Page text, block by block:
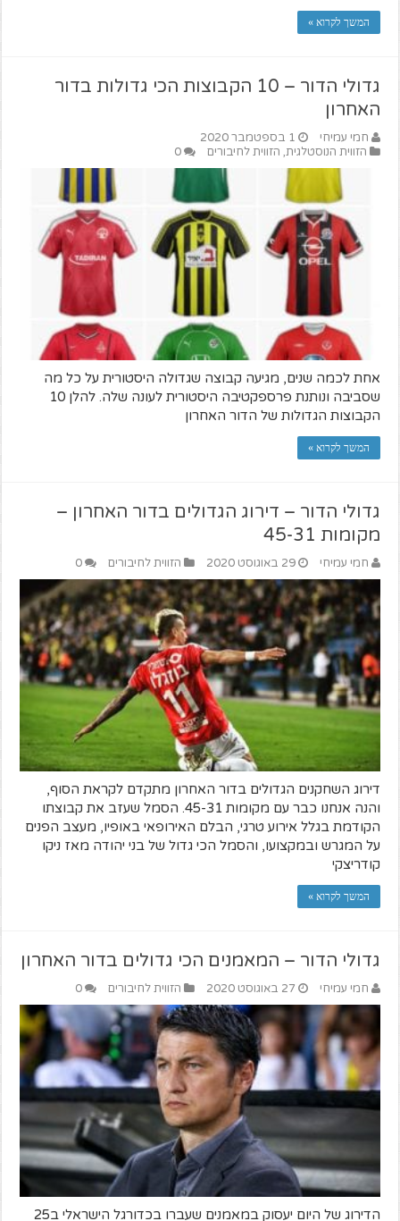
המשך לקרוא »
גדולי הדור – 10 הקבוצות הכי גדולות בדור
האחרון
חמי עמיחי
1 בספטמבר 2020
הזווית הנוסטלגית, הזווית לחיבורים 0
אחת לכמה שנים, מגיעה קבוצה שגדולה היסטורית על כל מה
שסביבה ונותנת פרספקטיבה היסטורית לעונה שלה. להלן 10
הקבוצות הגדולות של הדור האחרון
המשך לקרוא »
גדולי הדור – דירוג הגדולים בדור האחרון –
מקומות 45-31
חמי עמיחי 29 באוגוסט 2020 הזווית לחיבורים 0
דירוג השחקנים הגדולים בדור האחרון מתקדם לקראת הסוף,
והנה אנחנו כבר עם מקומות 45-31. הסמל שעזב את קבוצתו
הקודמת בגלל אירוע טרגי, הבלם האירופאי באופיו, מעצב הפנים
על המגרש ובמקצועו, והסמל הכי גדול של בני יהודה מאז ניקו
קודריצקי
המשך לקרוא »
גדולי הדור – המאמנים הכי גדולים בדור האחרון
חמי עמיחי 27 באוגוסט 2020 הזווית לחיבורים 0
הדירוג של היום יעסוק במאמנים שעברו בכדורגל הישראלי ב25